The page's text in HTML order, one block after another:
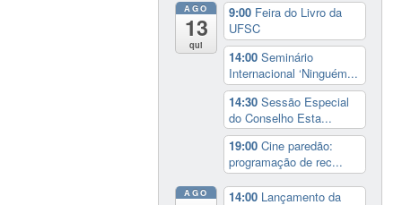
AGO
13
qui
9:00 Feira do Livro da
UFSC
14:00Seminário
Internacional ‘Ninguém...
14:30Sessão Especial
do Conselho Esta...
19:00Cine paredão:
programação de rec...
AGO 14:00 Lançamento da